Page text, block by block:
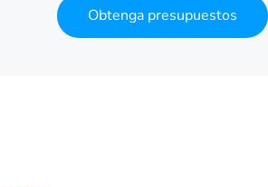
Obtenga presupuestos